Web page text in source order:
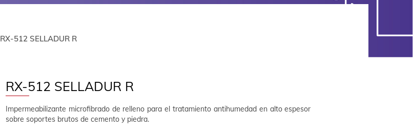
RX-512 SELLADUR R
RX-512 SELLADUR R
Impermeabilizante microfibrado de relleno para el tratamiento antihumedad en alto espesor
sobre soportes brutos de cemento y piedra.